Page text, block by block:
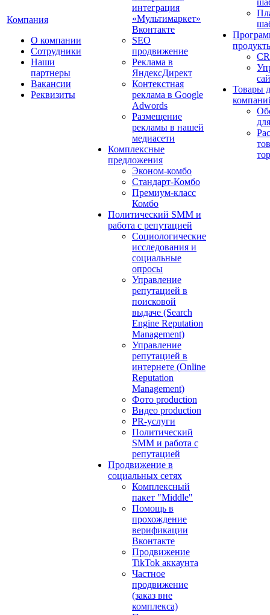
Компания
О компании
Сотрудники
Наши
партнеры
Вакансии
Реквизиты
интеграция
«Мультимаркет»
Вконтакте
SEO
продвижение
Реклама в
ЯндексДирект
Контекстная
реклама в Google
Adwords
Размещение
рекламы в нашей
медиасети
Комплексные
предложения
Эконом-комбо
Стандарт-Комбо
Премиум-класс
Комбо
Политический SMM и
работа с репутацией
Социологические
исследования и
социальные
опросы
Управление
репутацией в
поисковой
выдаче (Search
Engine Reputation
Management)
Управление
репутацией в
интернете (Online
Reputation
Management)
Фото production
Видео production
PR-услуги
Политический
SMM и работа с
репутацией
Продвижение в
социальных сетях
Комплексный
пакет "Middle"
Помощь в
прохождение
верификации
Вконтакте
Продвижение
TikTok аккаунта
Частное
продвижение
(заказ вне
комплекса)
Товары